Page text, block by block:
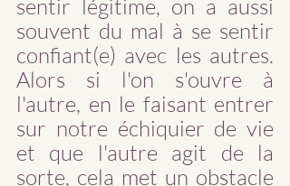
sentir légitime, on a aussi
souvent du mal à se sentir
confiant(e) avec les autres.
Alors si l'on s'ouvre à
l'autre, en le faisant entrer
sur notre échiquier de vie
et que l'autre agit de la
sorte, cela met un obstacle